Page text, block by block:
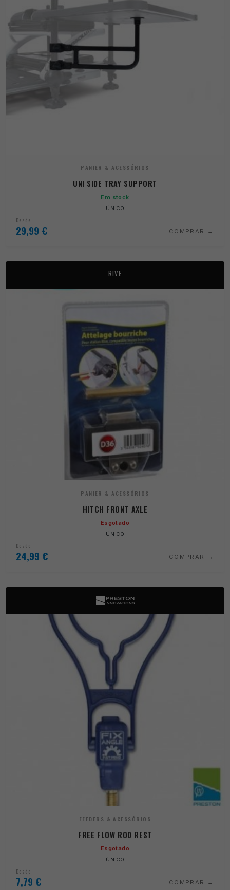
PANIER & ACESSÓRIOS
UNI SIDE TRAY SUPPORT
Em stock
ÚNICO
Desde
29,99 € COMPRAR
RIVE
PANIER & ACESSÓRIOS
HITCH FRONT AXLE
Esgotado
ÚNICO
Desde
24,99 € COMPRAR
FEEDERS & ACESSÓRIOS
FREE FLOW ROD REST
Esgotado
ÚNICO
Desde
7,79 € COMPRAR